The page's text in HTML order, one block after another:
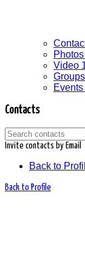
Photos
Video
Groups
Events
Contacts
Invite contacts by Email
Back to
Back to Profile